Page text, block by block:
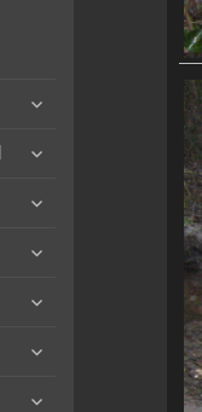
expand
menu
expand
menu
expand
menu
expand
menu
expand
menu
expand
menu
expand